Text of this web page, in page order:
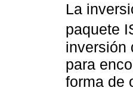
La
paquete
inversión
para
forma de